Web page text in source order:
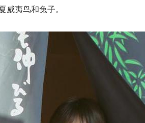
威夷鸟和兔子。